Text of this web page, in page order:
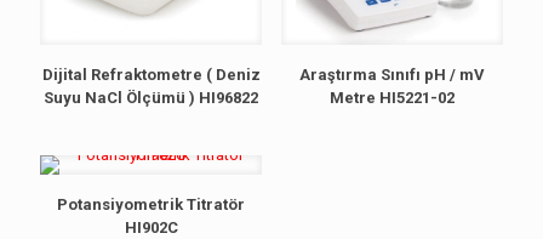
Dijital Refraktometre ( Deniz
Suyu NaCl Ölçümü ) HI96822
Araştırma Sınıfı pH / mV
Metre HI5221-02
Potansiyometrik Titratör
HI902C